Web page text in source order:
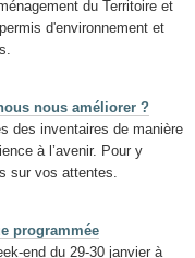
du Territoire et
d'environnement et
nous améliorer ?
des inventaires de manière
à l’avenir. Pour y
sur vos attentes.
programmée
end du 29-30 janvier à